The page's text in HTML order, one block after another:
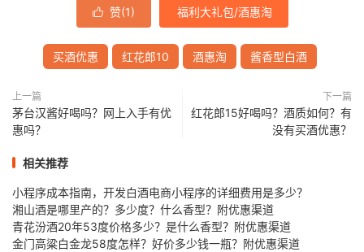
 赞(1) 福利大礼包/酒惠淘
买酒优惠 红花郎10 酒惠淘 酱香型白酒
上一篇
茅台汉酱好喝吗？网上入手有优
惠吗？
下一篇
红花郎15好喝吗？酒质如何？有
没有买酒优惠？
相关推荐
小程序成本指南，开发白酒电商小程序的详细费用是多少？
湘山酒是哪里产的？多少度？什么香型？附优惠渠道
青花汾酒20年53度价格多少？是什么香型？附优惠渠道
金门高粱白金龙58度怎样？好价多少钱一瓶？附优惠渠道